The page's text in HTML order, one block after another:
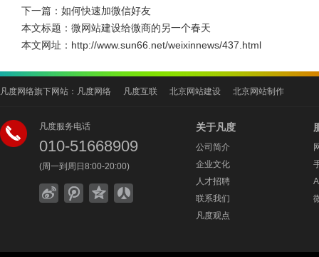
下一篇： 如何快速加微信好友
本文标题： 微网站建设给微商的另一个春天
本文网址： http://www.sun66.net/weixinnews/437.html
凡度网络旗下网站： 凡度网络 凡度互联 北京网站建设 北京网站制作
凡度服务电话
010-51668909
(周一到周日8:00-20:00)
关于凡度
公司简介
企业文化
人才招聘
联系我们
凡度观点